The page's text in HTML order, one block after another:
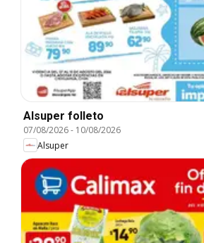
Alsuper folleto
07/08/2026- 10/08/2026
Alsuper